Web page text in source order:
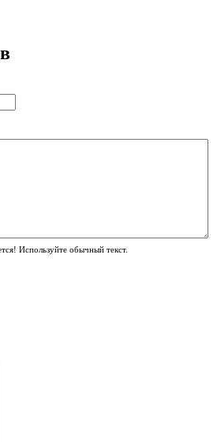
Используйте обычный текст.